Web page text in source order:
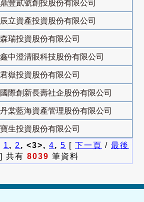
鼎豐貳號創投股份有限公司
辰立資產投資股份有限公司
森瑞投資股份有限公司
鑫中澄清眼科技股份有限公司
君嶽投資股份有限公司
國際創新長壽社企股份有限公司
丹棠藍海資產管理股份有限公司
寶生投資股份有限公司
1 , 2 , <3>, 4, 5 [ 下一頁 / 最後
] 共有 8039 筆資料